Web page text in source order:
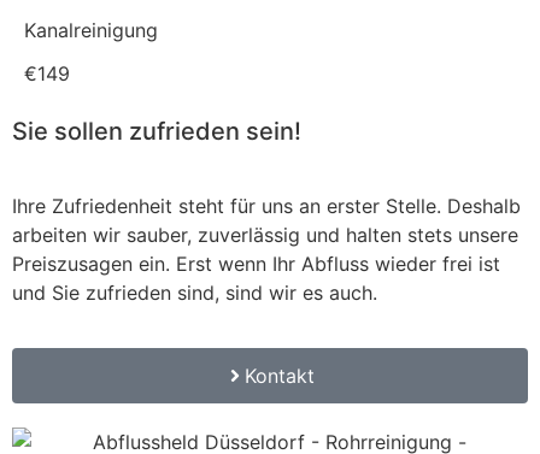
Kanalreinigung
€149
Sie sollen zufrieden sein!
Ihre Zufriedenheit steht für uns an erster Stelle. Deshalb
arbeiten wir sauber, zuverlässig und halten stets unsere
Preiszusagen ein. Erst wenn Ihr Abfluss wieder frei ist
und Sie zufrieden sind, sind wir es auch.
Kontakt